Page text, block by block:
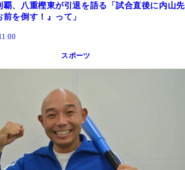
覇、八重樫東が引退を語る「試合直後に内山先
を倒す！』って」
スポーツ